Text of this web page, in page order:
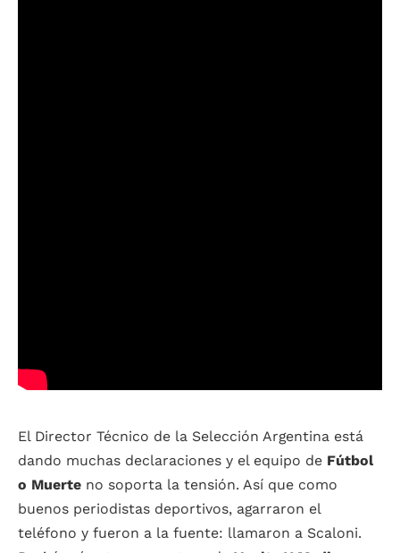
El Director Técnico de la Selección Argentina está
dando muchas declaraciones y el equipo de Fútbol
o Muerte no soporta la tensión. Así que como
buenos periodistas deportivos, agarraron el
teléfono y fueron a la fuente: llamaron a Scaloni.